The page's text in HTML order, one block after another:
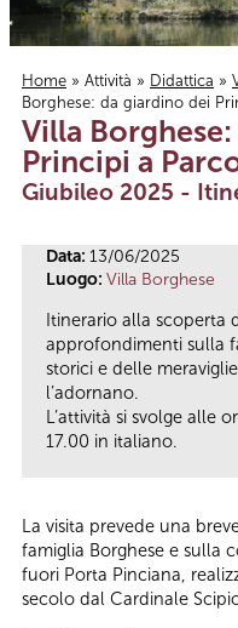
Tu sei qui
Home » Attività » Didattica »
Borghese: da giardino dei
Villa
Principi a
Giubileo 2025 -
Data: 13/06/2025
Luogo: Villa Borghese
Itinerario alla scoperta
approfondimenti sulla
storici e delle
l’adornano.
L’attività si svolge alle
17.00 in italiano.
La visita prevede una
famiglia Borghese e sulla
fuori Porta Pinciana,
secolo dal Cardinale